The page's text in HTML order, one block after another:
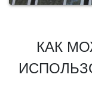
КАК